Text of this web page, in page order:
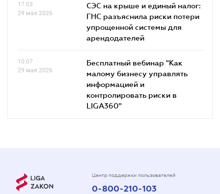
17.03
29 мая 2026
СЭС на крыше и единый налог:
ГНС разъяснила риски потери
упрощенной системы для
арендодателей
10.07
29 мая 2026
Бесплатный вебинар "Как
малому бизнесу управлять
информацией и
контролировать риски в
LIGA360"
Центр поддержки пользователей
0-800-210-103